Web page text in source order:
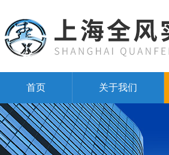
首页 关于我们